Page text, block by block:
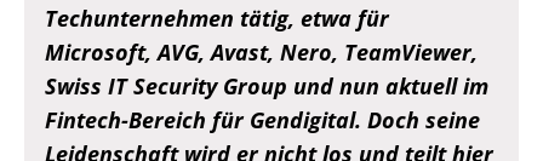
Techunternehmen tätig, etwa für
Microsoft, AVG, Avast, Nero, TeamViewer,
Swiss IT Security Group und nun aktuell im
Fintech-Bereich für Gendigital. Doch seine
Leidenschaft wird er nicht los und teilt hier